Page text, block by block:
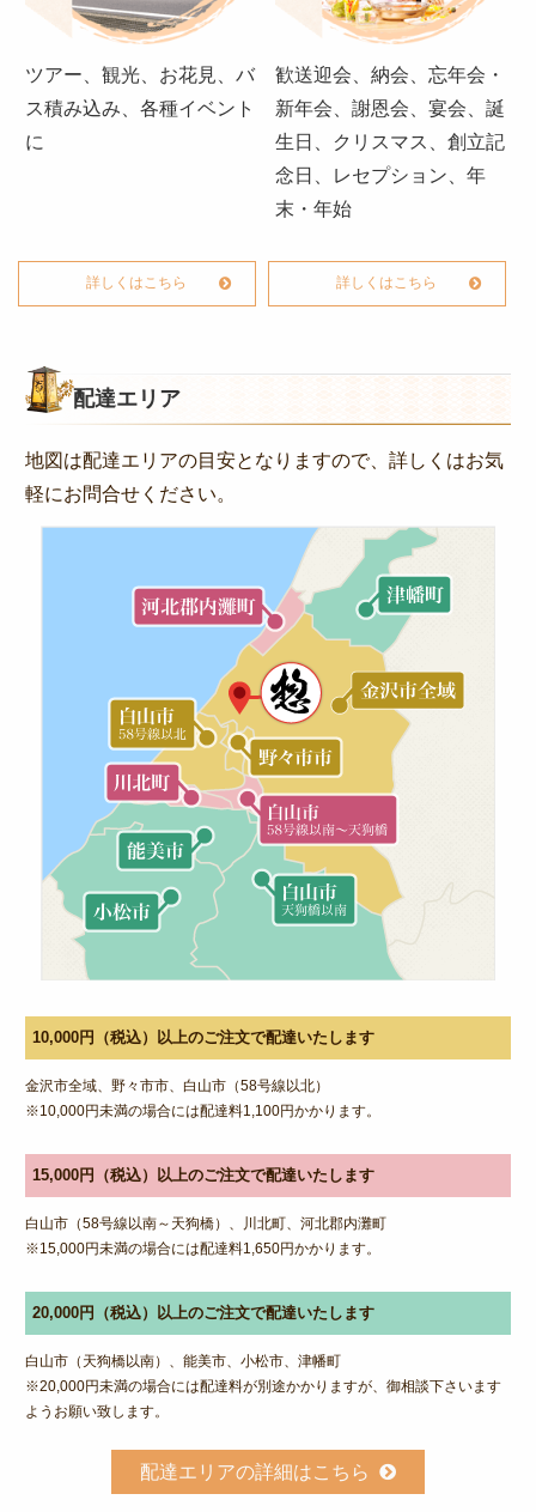
ツアー、観光、お花見、バ
ス積み込み、各種イベント
に
詳しくはこちら
歓送迎会、納会、忘年会・
新年会、謝恩会、宴会、誕
生日、クリスマス、創立記
念日、レセプション、年
末・年始
詳しくはこちら
配達エリア
地図は配達エリアの目安となりますので、詳しくはお気
軽にお問合せください。
10,000円（税込）以上のご注文で配達いたします
金沢市全域、野々市市、白山市（58号線以北）
※10,000円未満の場合には配達料1,100円かかります。
15,000円（税込）以上のご注文で配達いたします
白山市（58号線以南～天狗橋）、川北町、河北郡内灘町
※15,000円未満の場合には配達料1,650円かかります。
20,000円（税込）以上のご注文で配達いたします
白山市（天狗橋以南）、能美市、小松市、津幡町
※20,000円未満の場合には配達料が別途かかりますが、御相談下さいます
ようお願い致します。
配達エリアの詳細はこちら